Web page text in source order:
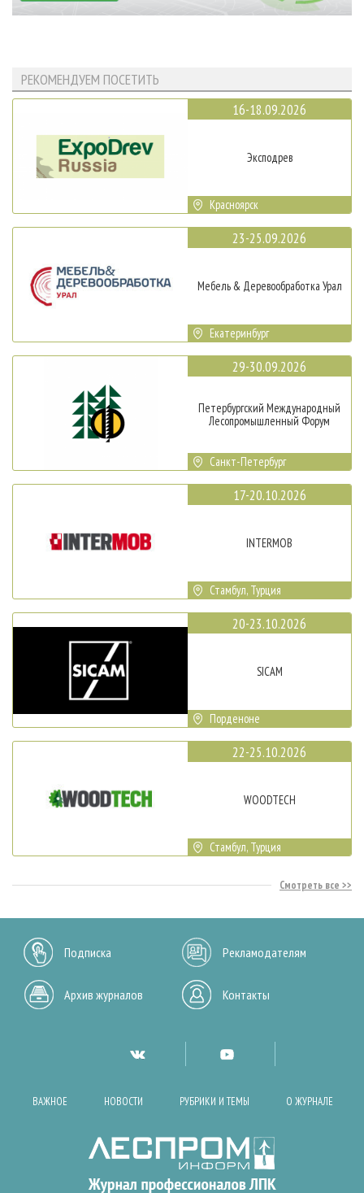
РЕКОМЕНДУЕМ ПОСЕТИТЬ
16-18.09.2026
Эксподрев
Красноярск
23-25.09.2026
Мебель & Деревообработка Урал
Екатеринбург
29-30.09.2026
Петербургский Международный
Лесопромышленный Форум
Санкт-Петербург
17-20.10.2026
INTERMOB
Стамбул, Турция
20-23.10.2026
SICAM
Порденоне
22-25.10.2026
WOODTECH
Стамбул, Турция
Смотреть все
Подписка Рекламодателям
Архив журналов Контакты
ВАЖНОЕ НОВОСТИ РУБРИКИ И ТЕМЫ О ЖУРНАЛЕ